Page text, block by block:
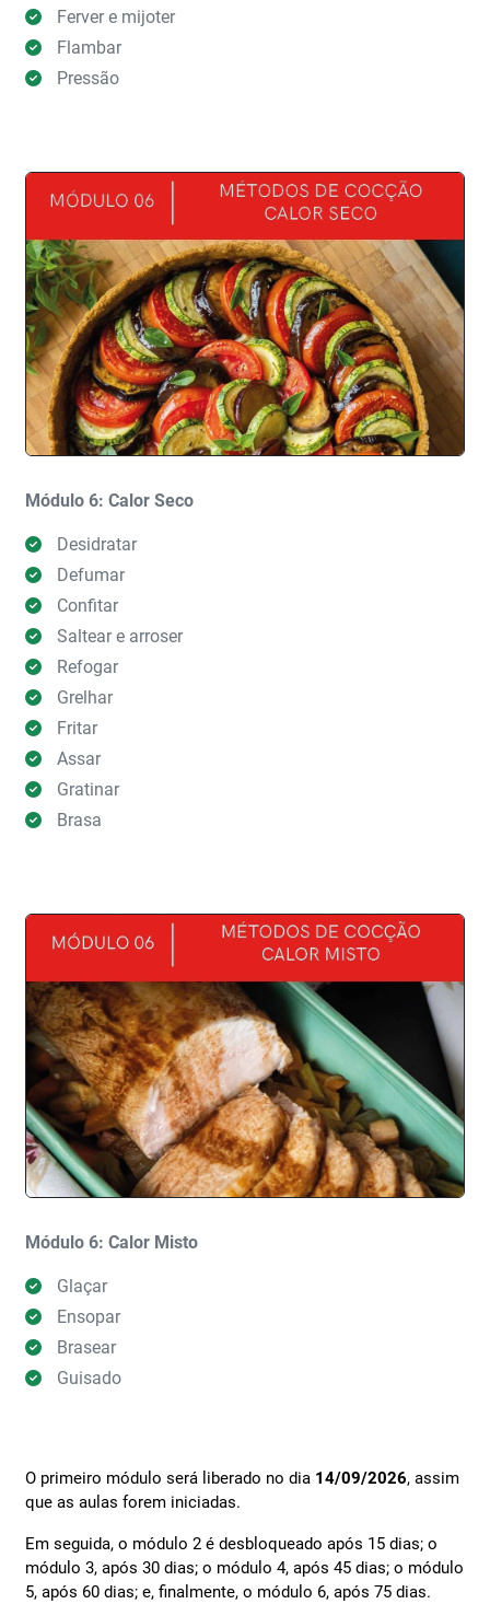
Ferver e mijoter
Flambar
Pressão
Módulo 6: Calor Seco
Desidratar
Defumar
Confitar
Saltear e arroser
Refogar
Grelhar
Fritar
Assar
Gratinar
Brasa
Módulo 6: Calor Misto
Glaçar
Ensopar
Brasear
Guisado
O primeiro módulo será liberado no dia 14/09/2026, assim
que as aulas forem iniciadas.
Em seguida, o módulo 2 é desbloqueado após 15 dias; o
módulo 3, após 30 dias; o módulo 4, após 45 dias; o módulo
5, após 60 dias; e, finalmente, o módulo 6, após 75 dias.